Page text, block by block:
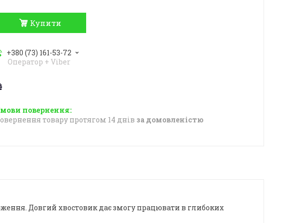
Купити
+380 (73) 161-53-72
Оператор + Viber
товару протягом 14 днів за домовленістю
Довгий хвостовик дає змогу працювати в глибоких